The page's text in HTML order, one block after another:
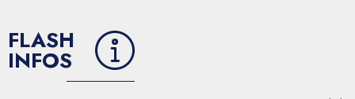
FLASH
INFOS